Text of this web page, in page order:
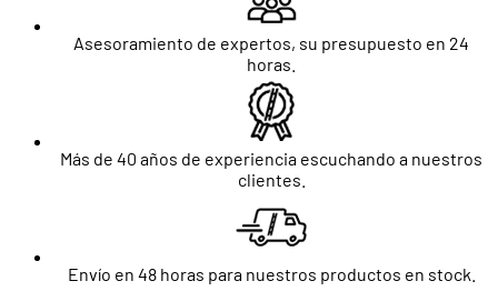
Asesoramiento de expertos, su presupuesto en 24
horas.
Más de 40 años de experiencia escuchando a nuestros
clientes.
Envío en 48 horas para nuestros productos en stock.